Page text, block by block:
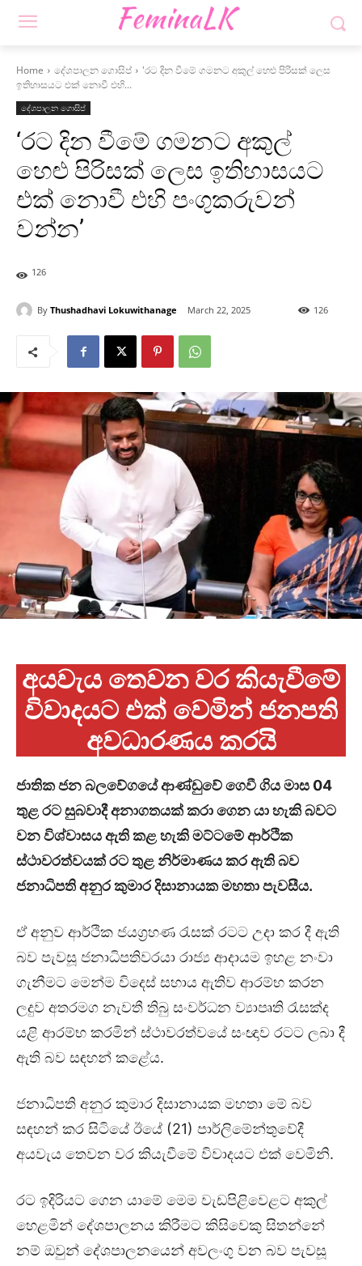
Home දේශපාලන ගොසිප්
'රට දින වීමේ ගමනට අකුල් හෙළු පිරිසක් ලෙස
ඉතිහාසයට එක් නොවී එහි...
දේශපාලන ගොසිප්
‘රට දින වීමේ ගමනට අකුල්
හෙළු පිරිසක් ලෙස ඉතිහාසයට
එක් නොවී එහි පංගුකරුවන්
වන්න’
126
By Thushadhavi Lokuwithanage March 22, 2025 126
අයවැය තෙවන වර කියැවීමේ
විවාදයට එක් වෙමින් ජනපති
අවධාරණය කරයි
ජාතික ජන බලවේගයේ ආණ්ඩුවේ ගෙවී ගිය මාස 04
තුළ රට සුබවාදී අනාගතයක් කරා ගෙන යා හැකි බවට
වන විශ්වාසය ඇති කළ හැකි මට්ටමේ ආර්ථික
ස්ථාවරත්වයක් රට තුළ නිර්මාණය කර ඇති බව
ජනාධිපති අනුර කුමාර දිසානායක මහතා පැවසීය.
ඒ අනුව ආර්ථික ජයග්‍රහණ රැසක් රටට උදා කර දී ඇති
බව පැවසූ ජනාධිපතිවරයා රාජ්‍ය ආදායම ඉහළ නංවා
ගැනීමට මෙන්ම විදෙස් සහාය ඇතිව ආරම්භ කරන
ලදුව අතරමග නැවතී තිබු සංවර්ධන ව්‍යාපෘති රැසක්ද
යළි ආරම්භ කරමින් ස්ථාවරත්වයේ සංඥාව රටට ලබා දී
ඇති බව සඳහන් කළේය.
ජනාධිපති අනුර කුමාර දිසානායක මහතා මේ බව
සඳහන් කර සිටියේ ඊයේ (21) පාර්ලිමේන්තුවේදී
අයවැය තෙවන වර කියැවීමේ විවාදයට එක් වෙමිනි.
රට ඉදිරියට ගෙන යාමේ මෙම වැඩපිළිවෙළට අකුල්
හෙළමින් දේශපාලනය කිරීමට කිසිවෙකු සිතන්නේ
නම් ඔවුන් දේශපාලනයෙන් අවලංගු වන බව පැවසූ